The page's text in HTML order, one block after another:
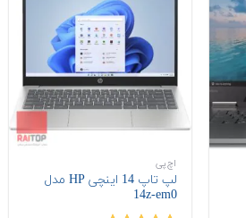
اچ‌پی
لپ تاپ 14 اینچی HP مدل
14z-em0